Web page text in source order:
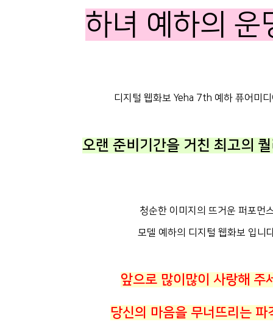
하녀 예하의 운
디지털 웹화보 Yeha 7th 예하 퓨어미
오랜 준비기간을 거친 최고의
청순한 이미지의 뜨거운 퍼포먼
모델 예하의 디지털 웹화보 입니
앞으로 많이많이 사랑해 주
당신의 마음을 무너뜨리는 파